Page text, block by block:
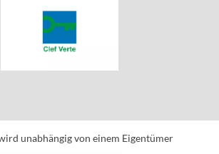
unabhängig von einem Eigentümer